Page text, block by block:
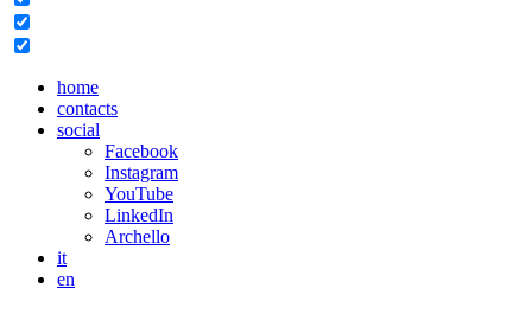
home
contacts
social
Facebook
Instagram
YouTube
LinkedIn
Archello
it
en